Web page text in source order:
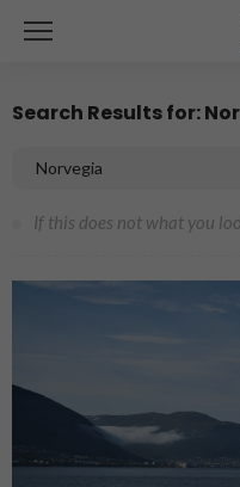
Search Results for:
If this does not what you